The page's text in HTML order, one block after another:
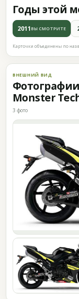
Годы этой
2011ВЫ СМОТРИТЕ
Карточки объединены по
ВНЕШНИЙ ВИД
Фотографии
Monster
3 фото